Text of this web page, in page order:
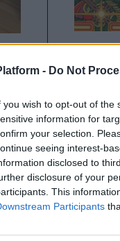
- Do Not
you wish to opt-out of the
information for
your selection.
seeing interest-
disclosed to
disclosure of your
This
Participants
Η
By